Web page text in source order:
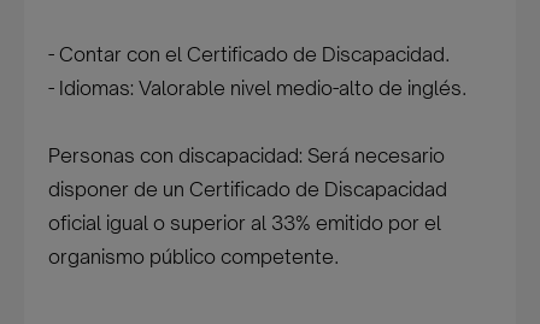
- Contar con el Certificado de Discapacidad.
- Idiomas: Valorable nivel medio-alto de inglés.
Personas con discapacidad: Será necesario
disponer de un Certificado de Discapacidad
oficial igual o superior al 33% emitido por el
organismo público competente.